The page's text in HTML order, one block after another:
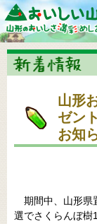
山形
ゼン
お知
期間中、山形県
選でさくらんぼ樹